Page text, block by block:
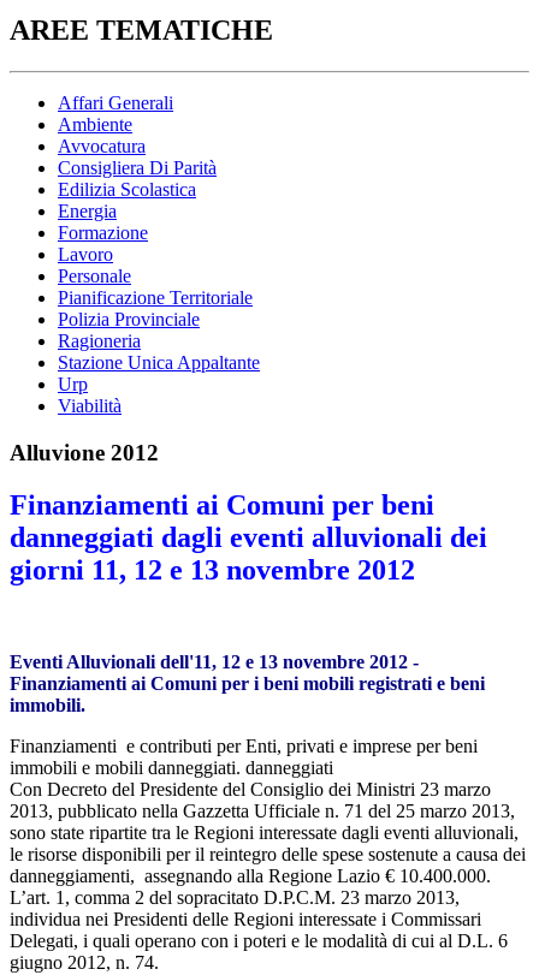
AREE TEMATICHE
Affari Generali
Ambiente
Avvocatura
Consigliera Di Parità
Edilizia Scolastica
Energia
Formazione
Lavoro
Personale
Pianificazione Territoriale
Polizia Provinciale
Ragioneria
Stazione Unica Appaltante
Urp
Viabilità
Alluvione 2012
Finanziamenti ai Comuni per beni
danneggiati dagli eventi alluvionali dei
giorni 11, 12 e 13 novembre 2012
Eventi Alluvionali dell'11, 12 e 13 novembre 2012 -
Finanziamenti ai Comuni per i beni mobili registrati e beni
immobili.
Finanziamenti e contributi per Enti, privati e imprese per beni
immobili e mobili danneggiati. danneggiati
Con Decreto del Presidente del Consiglio dei Ministri 23 marzo
2013, pubblicato nella Gazzetta Ufficiale n. 71 del 25 marzo 2013,
sono state ripartite tra le Regioni interessate dagli eventi alluvionali,
le risorse disponibili per il reintegro delle spese sostenute a causa dei
danneggiamenti, assegnando alla Regione Lazio € 10.400.000.
L’art. 1, comma 2 del sopracitato D.P.C.M. 23 marzo 2013,
individua nei Presidenti delle Regioni interessate i Commissari
Delegati, i quali operano con i poteri e le modalità di cui al D.L. 6
giugno 2012, n. 74.